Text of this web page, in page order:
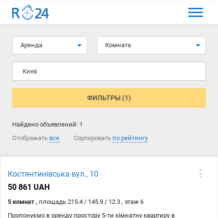
МЕНЮ
Выбрать язык
Избранные объявления
Комментарии к объявления
Как добавить объявление
Аренда Комната
Киев
ФИЛЬТРЫ (1)
Найдено объявлений: 1
Отображать все Сортировать по рейтингу
Костянтинівська вул., 10
50 861 UAH
5 комнат , площадь 215.4 / 145.9 / 12.3 , этаж 6
Пропонуємо в оренду простору 5-ти кімнатну квартиру в